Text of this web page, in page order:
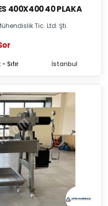
400X400 40 PLAKA
Tic. Ltd. Şti.
- Sıfır İstanbul